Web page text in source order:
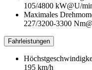
105/4800 kW@U/
Maximales
227/3200-3300
Fahrleistungen
195 km/h